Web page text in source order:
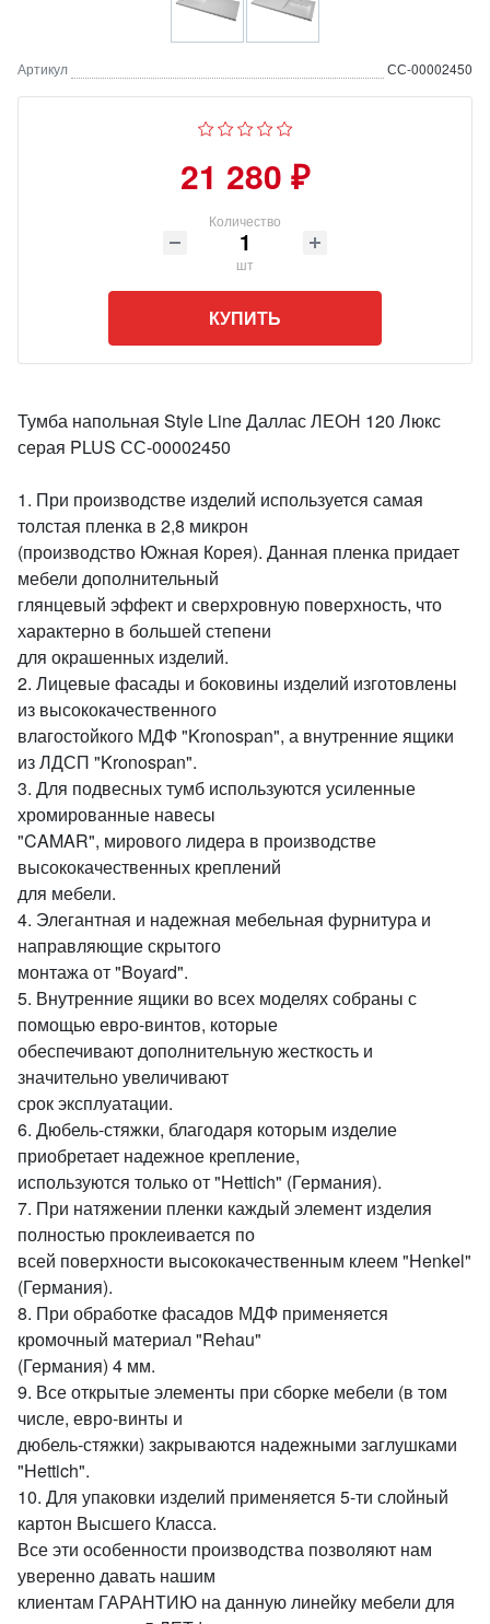
Артикул СС-00002450
21 280 ₽
Количество
шт
КУПИТЬ
Тумба напольная Style Line Даллас ЛЕОН 120 Люкс
серая PLUS СС-00002450
1. При производстве изделий используется самая
толстая пленка в 2,8 микрон
(производство Южная Корея). Данная пленка придает
мебели дополнительный
глянцевый эффект и сверхровную поверхность, что
характерно в большей степени
для окрашенных изделий.
2. Лицевые фасады и боковины изделий изготовлены
из высококачественного
влагостойкого МДФ "Kronospan", а внутренние ящики
из ЛДСП "Kronospan".
3. Для подвесных тумб используются усиленные
хромированные навесы
"CAMAR", мирового лидера в производстве
высококачественных креплений
для мебели.
4. Элегантная и надежная мебельная фурнитура и
направляющие скрытого
монтажа от "Boyard".
5. Внутренние ящики во всех моделях собраны с
помощью евро-винтов, которые
обеспечивают дополнительную жесткость и
значительно увеличивают
срок эксплуатации.
6. Дюбель-стяжки, благодаря которым изделие
приобретает надежное крепление,
используются только от "Hettich" (Германия).
7. При натяжении пленки каждый элемент изделия
полностью проклеивается по
всей поверхности высококачественным клеем "Henkel"
(Германия).
8. При обработке фасадов МДФ применяется
кромочный материал "Rehau"
(Германия) 4 мм.
9. Все открытые элементы при сборке мебели (в том
числе, евро-винты и
дюбель-стяжки) закрываются надежными заглушками
"Hettich".
10. Для упаковки изделий применяется 5-ти слойный
картон Высшего Класса.
Все эти особенности производства позволяют нам
уверенно давать нашим
клиентам ГАРАНТИЮ на данную линейку мебели для